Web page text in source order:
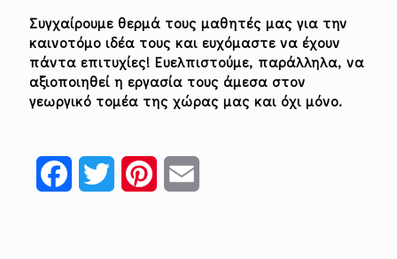
Συγχαίρουμε θερμά τους μαθητές μας για την
καινοτόμο ιδέα τους και ευχόμαστε να έχουν
πάντα επιτυχίες! Ευελπιστούμε, παράλληλα, να
αξιοποιηθεί η εργασία τους άμεσα στον
γεωργικό τομέα της χώρας μας και όχι μόνο.
FacebookTwitter Pinterest